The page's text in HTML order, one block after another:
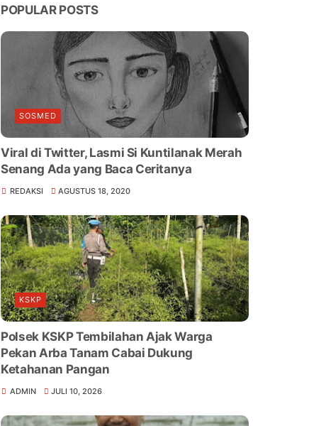
POPULAR POSTS
SOSMED
Viral di Twitter, Lasmi Si Kuntilanak Merah
Senang Ada yang Baca Ceritanya
REDAKSI AGUSTUS 18, 2020
KSKP
Polsek KSKP Tembilahan Ajak Warga
Pekan Arba Tanam Cabai Dukung
Ketahanan Pangan
ADMIN JULI 10, 2026